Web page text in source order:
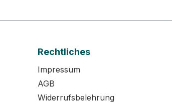
Rechtliches
Impressum
AGB
Widerrufsbelehrung